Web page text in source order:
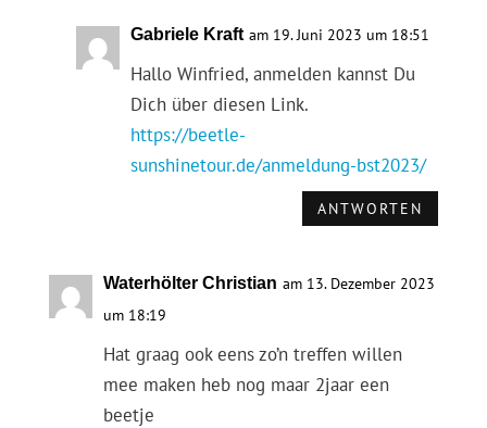
Gabriele Kraft am 19. Juni 2023 um 18:51
Hallo Winfried, anmelden kannst Du
Dich über diesen Link.
https://beetle-
sunshinetour.de/anmeldung-bst2023/
ANTWORTEN
Waterhölter Christian am 13. Dezember 2023
um 18:19
Hat graag ook eens zo’n treffen willen
mee maken heb nog maar 2jaar een
beetje